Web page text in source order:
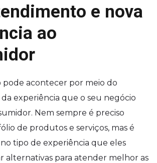
e nova
ao
pode acontecer por meio do
experiência que o seu negócio
Nem sempre é preciso
de produtos e serviços, mas é
tipo de experiência que eles
alternativas para atender melhor as